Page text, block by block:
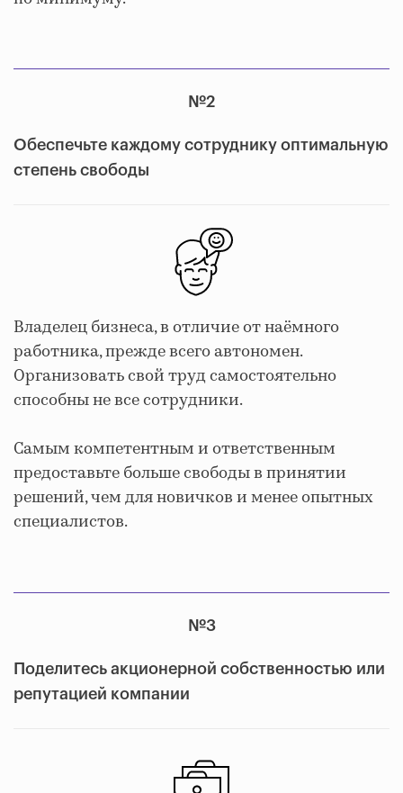
№2
Обеспечьте каждому сотруднику оптимальную
степень свободы
Владелец бизнеса, в отличие от наёмного
работника, прежде всего автономен.
Организовать свой труд самостоятельно
способны не все сотрудники.
Самым компетентным и ответственным
предоставьте больше свободы в принятии
решений, чем для новичков и менее опытных
специалистов.
№3
Поделитесь акционерной собственностью или
репутацией компании